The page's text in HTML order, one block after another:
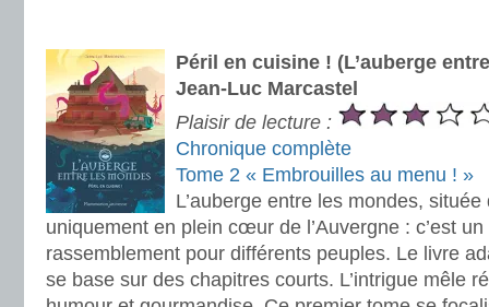
Péril en cuisine ! (L’auberge
Jean-Luc Marcastel
Plaisir de lecture :
Chronique complète
Tome 2 « Embrouilles au menu ! »
L’auberge entre les mondes,
uniquement en plein cœur de l’Auvergne : c’est
rassemblement pour différents peuples. Le livre
se base sur des chapitres courts. L’intrigue mêle